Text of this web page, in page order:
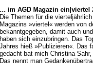
… im AGD Magazin ein|viertel
Die Themen für die
Magazins »viertel« werden von
bekanntgegeben, damit auch
haben sich einzubringen. Das
Jahres hieß »Publizieren«. Das
gedacht bat mich Christina
Das nennt man